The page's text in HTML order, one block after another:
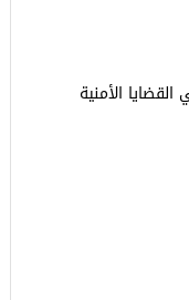
الأمنية